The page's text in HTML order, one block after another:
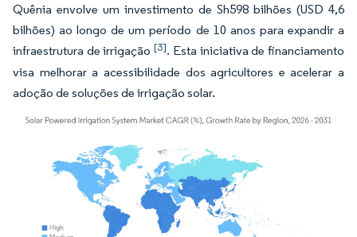
Quênia envolve um investimento de Sh598 bilhões (USD 4,6
bilhões) ao longo de um período de 10 anos para expandir a
infraestrutura de irrigação[3]. Esta iniciativa de financiamento
visa melhorar a acessibilidade dos agricultores e acelerar a
adoção de soluções de irrigação solar.